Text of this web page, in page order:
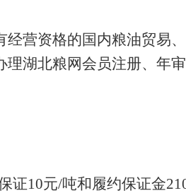
营资格的国内粮油贸易
湖北粮网会员注册、年
证10元/吨和履约保证金